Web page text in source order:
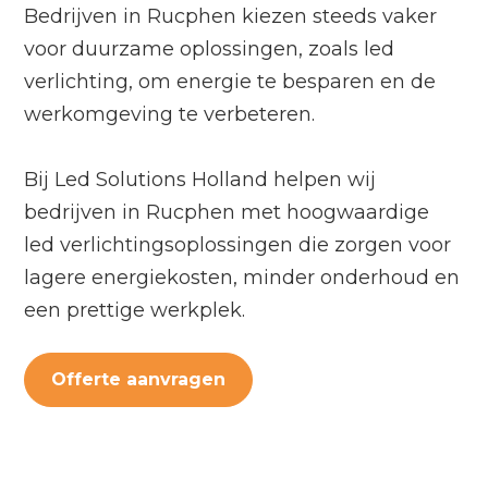
Bedrijven in Rucphen kiezen steeds vaker
voor duurzame oplossingen, zoals led
verlichting, om energie te besparen en de
werkomgeving te verbeteren.
Bij Led Solutions Holland helpen wij
bedrijven in Rucphen met hoogwaardige
led verlichtingsoplossingen die zorgen voor
lagere energiekosten, minder onderhoud en
een prettige werkplek.
Offerte aanvragen